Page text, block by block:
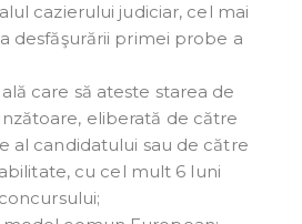
cazierului judiciar, cel mai
desfăşurării primei probe a
care să ateste starea de
eliberată de către
al candidatului sau de către
cu cel mult 6 luni